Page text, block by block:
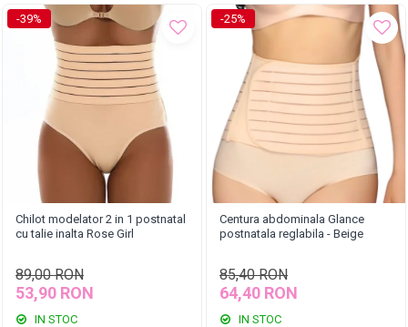
-39%
Chilot modelator 2 in 1 postnatal
cu talie inalta Rose Girl
89,00 RON
53,90 RON
IN STOC
-25%
Centura abdominala Glance
postnatala reglabila - Beige
85,40 RON
64,40 RON
IN STOC